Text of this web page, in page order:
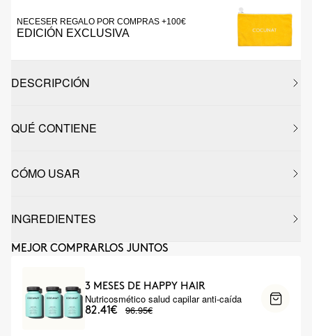
NECESER REGALO POR COMPRAS +100€
EDICIÓN EXCLUSIVA
DESCRIPCIÓN
QUÉ CONTIENE
CÓMO USAR
INGREDIENTES
MEJOR COMPRARLOS JUNTOS
3 MESES DE HAPPY HAIR
Nutricosmético salud capilar anti-caída
82.41€ 96.95€